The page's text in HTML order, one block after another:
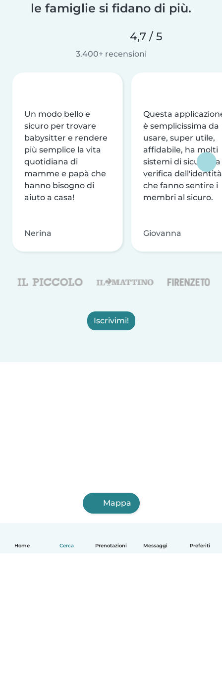
Home Cerca Prenotazioni Messaggi Preferiti
le famiglie si fidano di più.
4,7 / 5
3.400+ recensioni
Un modo bello e
sicuro per trovare
babysitter e rendere
più semplice la vita
quotidiana di
mamme e papà che
hanno bisogno di
aiuto a casa!
Nerina
Questa
è semplicissima da
usare, super utile,
affidabile, ha molti
sistemi di sicurezza
verifica dell'identità
che fanno sentire i
membri al sicuro.
Giovanna
Iscrivimi!
Mappa